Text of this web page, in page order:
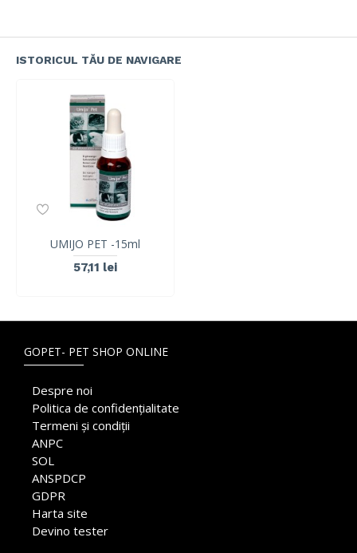
ISTORICUL TĂU DE NAVIGARE
UMIJO PET -15ml
57,11 lei
GOPET- PET SHOP ONLINE
Despre noi
Politica de confidențialitate
Termeni și condiții
ANPC
SOL
ANSPDCP
GDPR
Harta site
Devino tester